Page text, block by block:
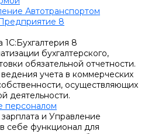
Автотранспортом
8
8
бухгалтерского,
обязательной отчетности.
учета в коммерческих
осуществляющих
деятельности.
персоналом
и Управление
себе функционал для